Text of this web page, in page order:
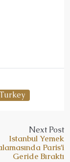
Next Post
Istanbul Yemek
Paris’i
Geride Bıraktı